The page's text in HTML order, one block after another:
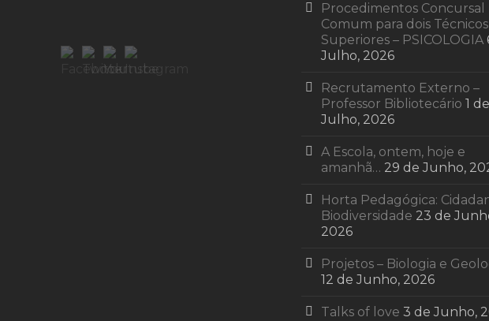
Procedimentos Concursal
Comum para dois Técnicos
Superiores – PSICOLOGIA
Julho, 2026
Recrutamento Externo –
Professor Bibliotecário 1 de
Julho, 2026
A Escola, ontem, hoje e
amanhã… 29 de Junho,
Horta Pedagógica:
Biodiversidade 23 de
2026
Projetos – Biologia e
12 de Junho, 2026
Talks of love 3 de Junho,